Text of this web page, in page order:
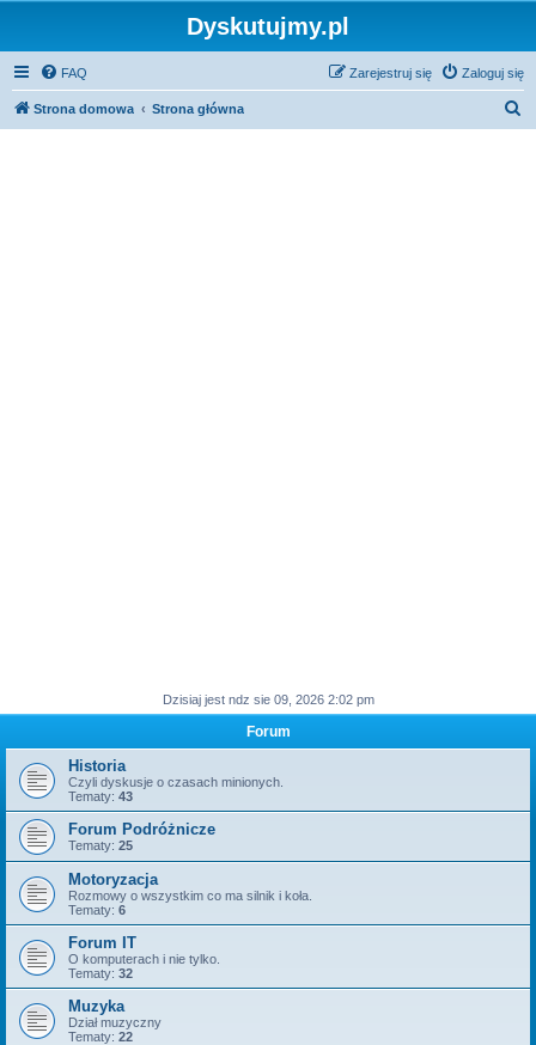
Dyskutujmy.pl
FAQ Zaloguj się
Zarejestruj się
Strona domowa Strona główna
Dzisiaj jest ndz sie 09, 2026 2:02 pm
Forum
Historia
Czyli dyskusje o czasach minionych.
Tematy: 43
Forum Podróżnicze
Tematy: 25
Motoryzacja
Rozmowy o wszystkim co ma silnik i koła.
Tematy: 6
Forum IT
O komputerach i nie tylko.
Tematy: 32
Muzyka
Dział muzyczny
Tematy: 22